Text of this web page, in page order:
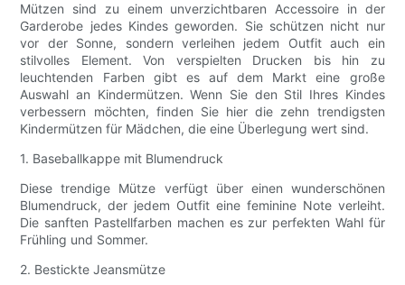
Mützen sind zu einem unverzichtbaren Accessoire in der
Garderobe jedes Kindes geworden. Sie schützen nicht nur
vor der Sonne, sondern verleihen jedem Outfit auch ein
stilvolles Element. Von verspielten Drucken bis hin zu
leuchtenden Farben gibt es auf dem Markt eine große
Auswahl an Kindermützen. Wenn Sie den Stil Ihres Kindes
verbessern möchten, finden Sie hier die zehn trendigsten
Kindermützen für Mädchen, die eine Überlegung wert sind.
1. Baseballkappe mit Blumendruck
Diese trendige Mütze verfügt über einen wunderschönen
Blumendruck, der jedem Outfit eine feminine Note verleiht.
Die sanften Pastellfarben machen es zur perfekten Wahl für
Frühling und Sommer.
2. Bestickte Jeansmütze